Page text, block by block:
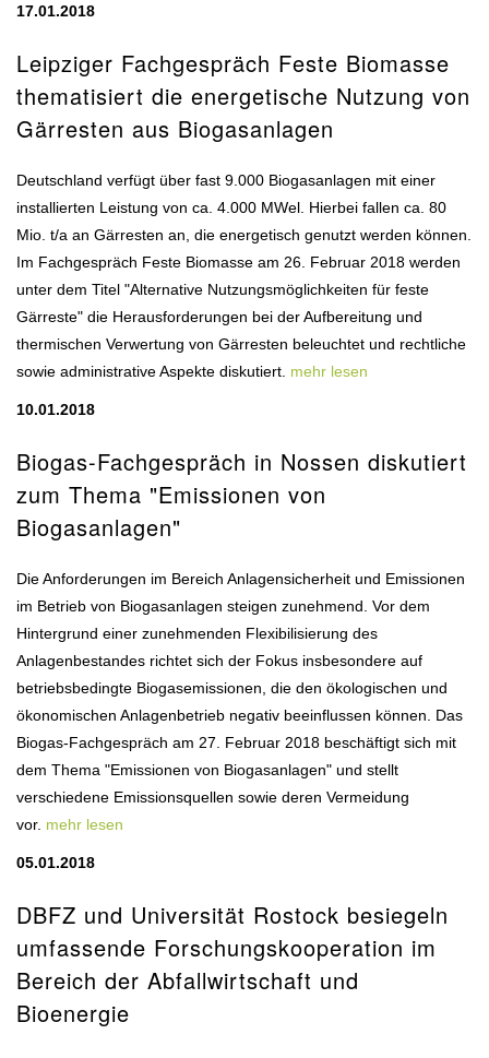
17.01.2018
Leipziger Fachgespräch Feste Biomasse
thematisiert die energetische Nutzung von
Gärresten aus Biogasanlagen
Deutschland verfügt über fast 9.000 Biogasanlagen mit einer
installierten Leistung von ca. 4.000 MWel. Hierbei fallen ca. 80
Mio. t/a an Gärresten an, die energetisch genutzt werden können.
Im Fachgespräch Feste Biomasse am 26. Februar 2018 werden
unter dem Titel "Alternative Nutzungsmöglichkeiten für feste
Gärreste" die Herausforderungen bei der Aufbereitung und
thermischen Verwertung von Gärresten beleuchtet und rechtliche
sowie administrative Aspekte diskutiert. mehr lesen
10.01.2018
Biogas-Fachgespräch in Nossen diskutiert
zum Thema "Emissionen von
Biogasanlagen"
Die Anforderungen im Bereich Anlagensicherheit und Emissionen
im Betrieb von Biogasanlagen steigen zunehmend. Vor dem
Hintergrund einer zunehmenden Flexibilisierung des
Anlagenbestandes richtet sich der Fokus insbesondere auf
betriebsbedingte Biogasemissionen, die den ökologischen und
ökonomischen Anlagenbetrieb negativ beeinflussen können. Das
Biogas-Fachgespräch am 27. Februar 2018 beschäftigt sich mit
dem Thema "Emissionen von Biogasanlagen" und stellt
verschiedene Emissionsquellen sowie deren Vermeidung
vor. mehr lesen
05.01.2018
DBFZ und Universität Rostock besiegeln
umfassende Forschungskooperation im
Bereich der Abfallwirtschaft und
Bioenergie